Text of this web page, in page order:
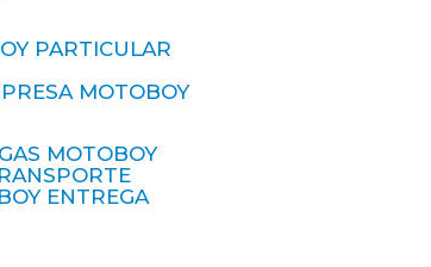
PARTICULAR
MOTOBOY
MOTOBOY
ENTREGA